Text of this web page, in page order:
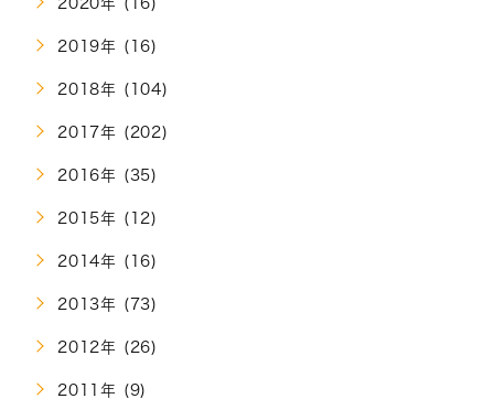
2019年 (16)
2018年 (104)
2017年 (202)
2016年 (35)
2015年 (12)
2014年 (16)
2013年 (73)
2012年 (26)
2011年 (9)